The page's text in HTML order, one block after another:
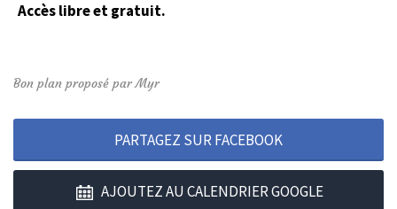
Accès libre et gratuit.
Bon plan proposé par Myr
PARTAGEZ SUR FACEBOOK
AJOUTEZ AU CALENDRIER GOOGLE